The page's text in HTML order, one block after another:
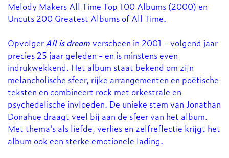
Melody Makers All Time Top 100 Albums (2000) en
Uncuts 200 Greatest Albums of All Time.
OpvolgerAll is dream verscheen in 2001 - volgend jaar
precies 25 jaar geleden - en is minstens even
indrukwekkend. Het album staat bekend om zijn
melancholische sfeer, rijke arrangementen en poëtische
teksten en combineert rock met orkestrale en
psychedelische invloeden. De unieke stem van Jonathan
Donahue draagt veel bij aan de sfeer van het album.
Met thema's als liefde, verlies en zelfreflectie krijgt het
album ook een sterke emotionele lading.